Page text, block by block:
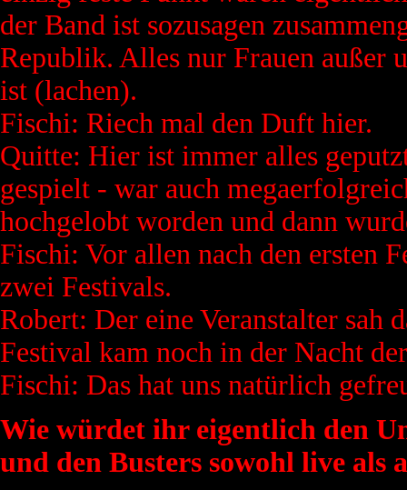
der Band ist sozusagen
Republik. Alles nur Frauen außer
ist (lachen).
Fischi: Riech mal den Duft hier.
Quitte: Hier ist immer alles
gespielt - war auch
hochgelobt worden und dann
Fischi: Vor allen nach den ersten
zwei Festivals.
Robert: Der eine Veranstalter sah
Festival kam noch in der Nacht
Fischi: Das hat uns natürlich
Wie würdet ihr eigentlich den
und den Busters sowohl live als